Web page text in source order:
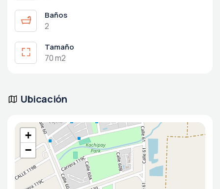
Baños
2
Tamaño
70 m2
Ubicación
+
−